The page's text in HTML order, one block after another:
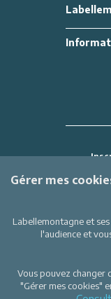
Gérer mes
Labellemontagne et
l'audience et
Vous pouvez changer
"Gérer mes cookies"